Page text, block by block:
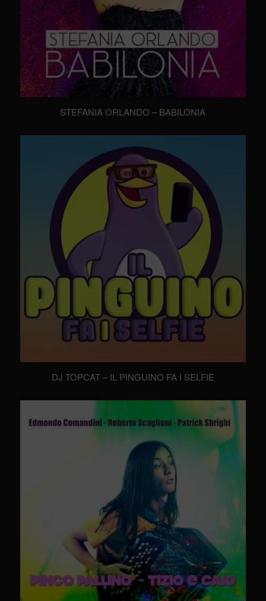
STEFANIA ORLANDO – BABILONIA
DJ TOPCAT – IL PINGUINO FA I SELFIE